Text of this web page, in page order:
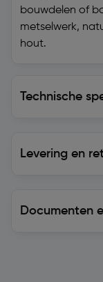
bouwdelen of
metselwerk,
hout.
Technische
Levering en
Documenten